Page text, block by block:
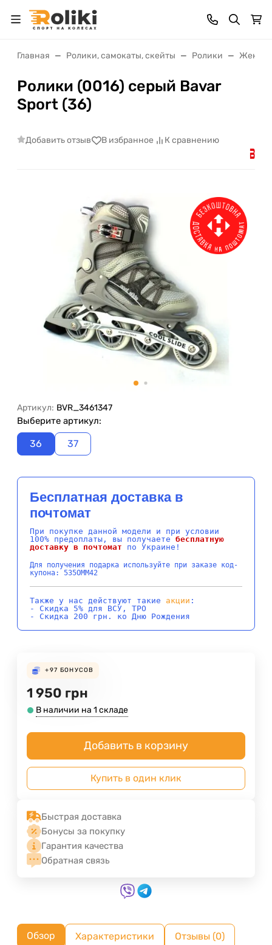
Главная Ролики, самокаты, скейты Ролики
Ролики (0016) серый Bavar
Sport (36)
Добавить отзыв В избранное К сравнению
Артикул: BVR_3461347
Выберите артикул:
36 37
Бесплатная доставка в
почтомат
При покупке данной модели и при условии
100% предоплаты, вы получаете бесплатную
доставку в почтомат по Украине!
Для получения подарка используйте при заказе код-
купона: 535OMM42
Также у нас действуют такие акции :
- Скидка 5% для ВСУ, ТРО
- Скидка 200 грн. ко Дню Рождения
+97 БОНУСОВ
1 950 грн
В наличии на 1 складе
Добавить в корзину
Купить в один клик
Быстрая доставка
Бонусы за покупку
Гарантия качества
Обратная связь
Обзор Характеристики Отзывы (0)